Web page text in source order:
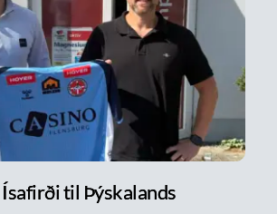
Ísafirði til Þýskalands